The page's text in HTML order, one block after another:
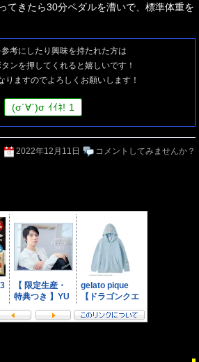
てきたら30分ペダルを漕いで、標準体重を
考にしたり興味を持たれた方は
ンを押してくれると嬉しいです！
りますのでよろしくお願いします！
(σ´∀`)σ ｲｲﾈ! 1
2022年12月11日 コメントしてみませんか？